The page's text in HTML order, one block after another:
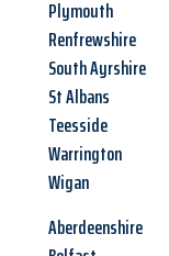
Plymouth
Renfrewshire
South Ayrshire
St Albans
Teesside
Warrington
Wigan
Aberdeenshire